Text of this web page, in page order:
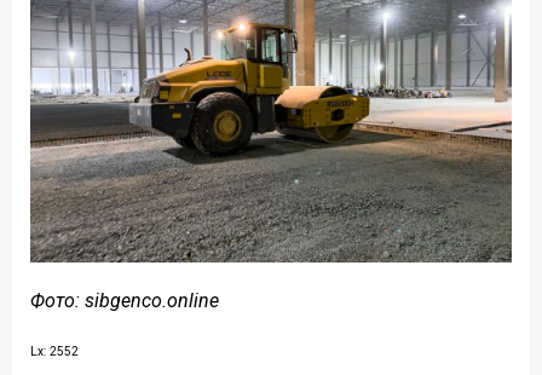
Фото: sibgenco.online
Lx: 2552